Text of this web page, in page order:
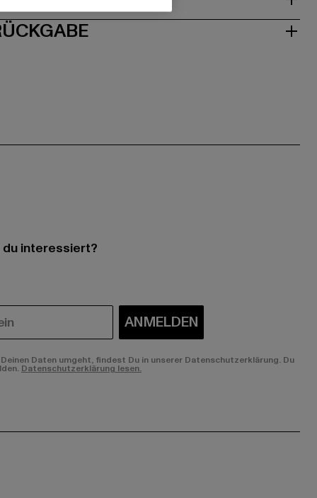
interessiert?
ANMELDEN
Daten umgeht, findest Du in unserer Datenschutzerklärung. Du
Datenschutzerklärung lesen.